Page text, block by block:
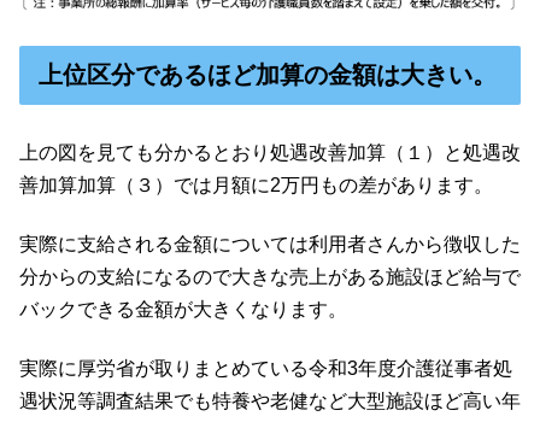
上位区分であるほど加算の金額は大きい。
上の図を見ても分かるとおり処遇改善加算（１）と処遇改
善加算加算（３）では月額に2万円もの差があります。
実際に支給される金額については利用者さんから徴収した
分からの支給になるので大きな売上がある施設ほど給与で
バックできる金額が大きくなります。
実際に厚労省が取りまとめている令和3年度介護従事者処
遇状況等調査結果でも特養や老健など大型施設ほど高い年